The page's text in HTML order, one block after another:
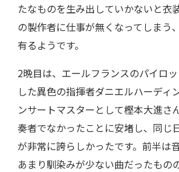
たなものを生み出していかないと衣
の製作者に仕事が無くなってしまう
有るようです。
2晩目は、エールフランスのパイロ
した異色の指揮者ダニエルハーディ
ンサートマスターとして樫本大進さ
奏者でなかったことに安堵し、同じ
が非常に誇らしかったです。前半は
あまり馴染みが少ない曲だったもの